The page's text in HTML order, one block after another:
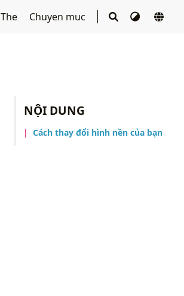
The Chuyen muc
NỘI DUNG
Cách thay đổi hình nền của bạn